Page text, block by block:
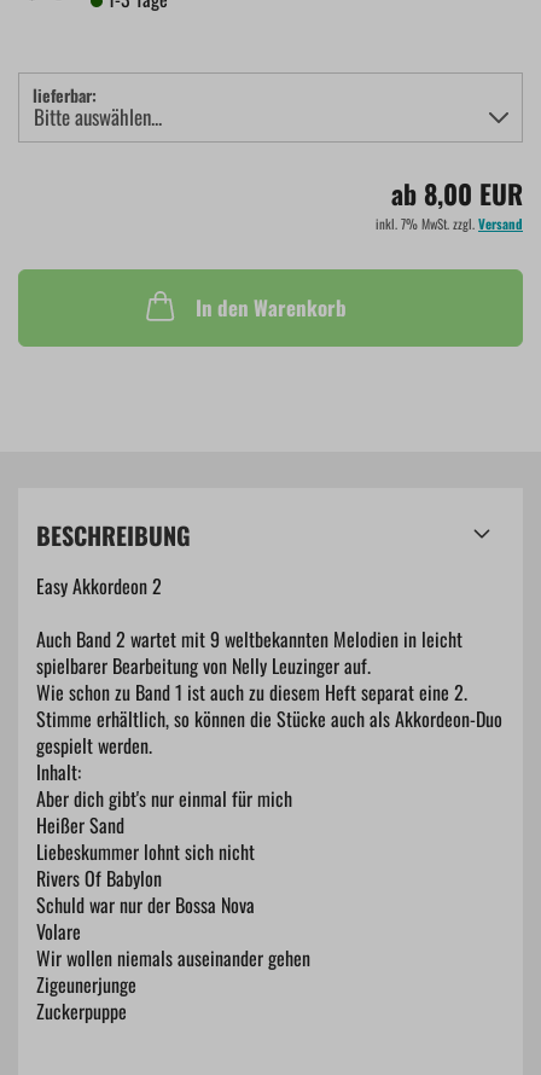
lieferbar:
ab 8,00 EUR
inkl. 7% MwSt. zzgl.Versand
In den Warenkorb
BESCHREIBUNG
Easy Akkordeon 2
Auch Band 2 wartet mit 9 weltbekannten Melodien in leicht
spielbarer Bearbeitung von Nelly Leuzinger auf.
Wie schon zu Band 1 ist auch zu diesem Heft separat eine 2.
Stimme erhältlich, so können die Stücke auch als Akkordeon-Duo
gespielt werden.
Inhalt:
Aber dich gibt's nur einmal für mich
Heißer Sand
Liebeskummer lohnt sich nicht
Rivers Of Babylon
Schuld war nur der Bossa Nova
Volare
Wir wollen niemals auseinander gehen
Zigeunerjunge
Zuckerpuppe